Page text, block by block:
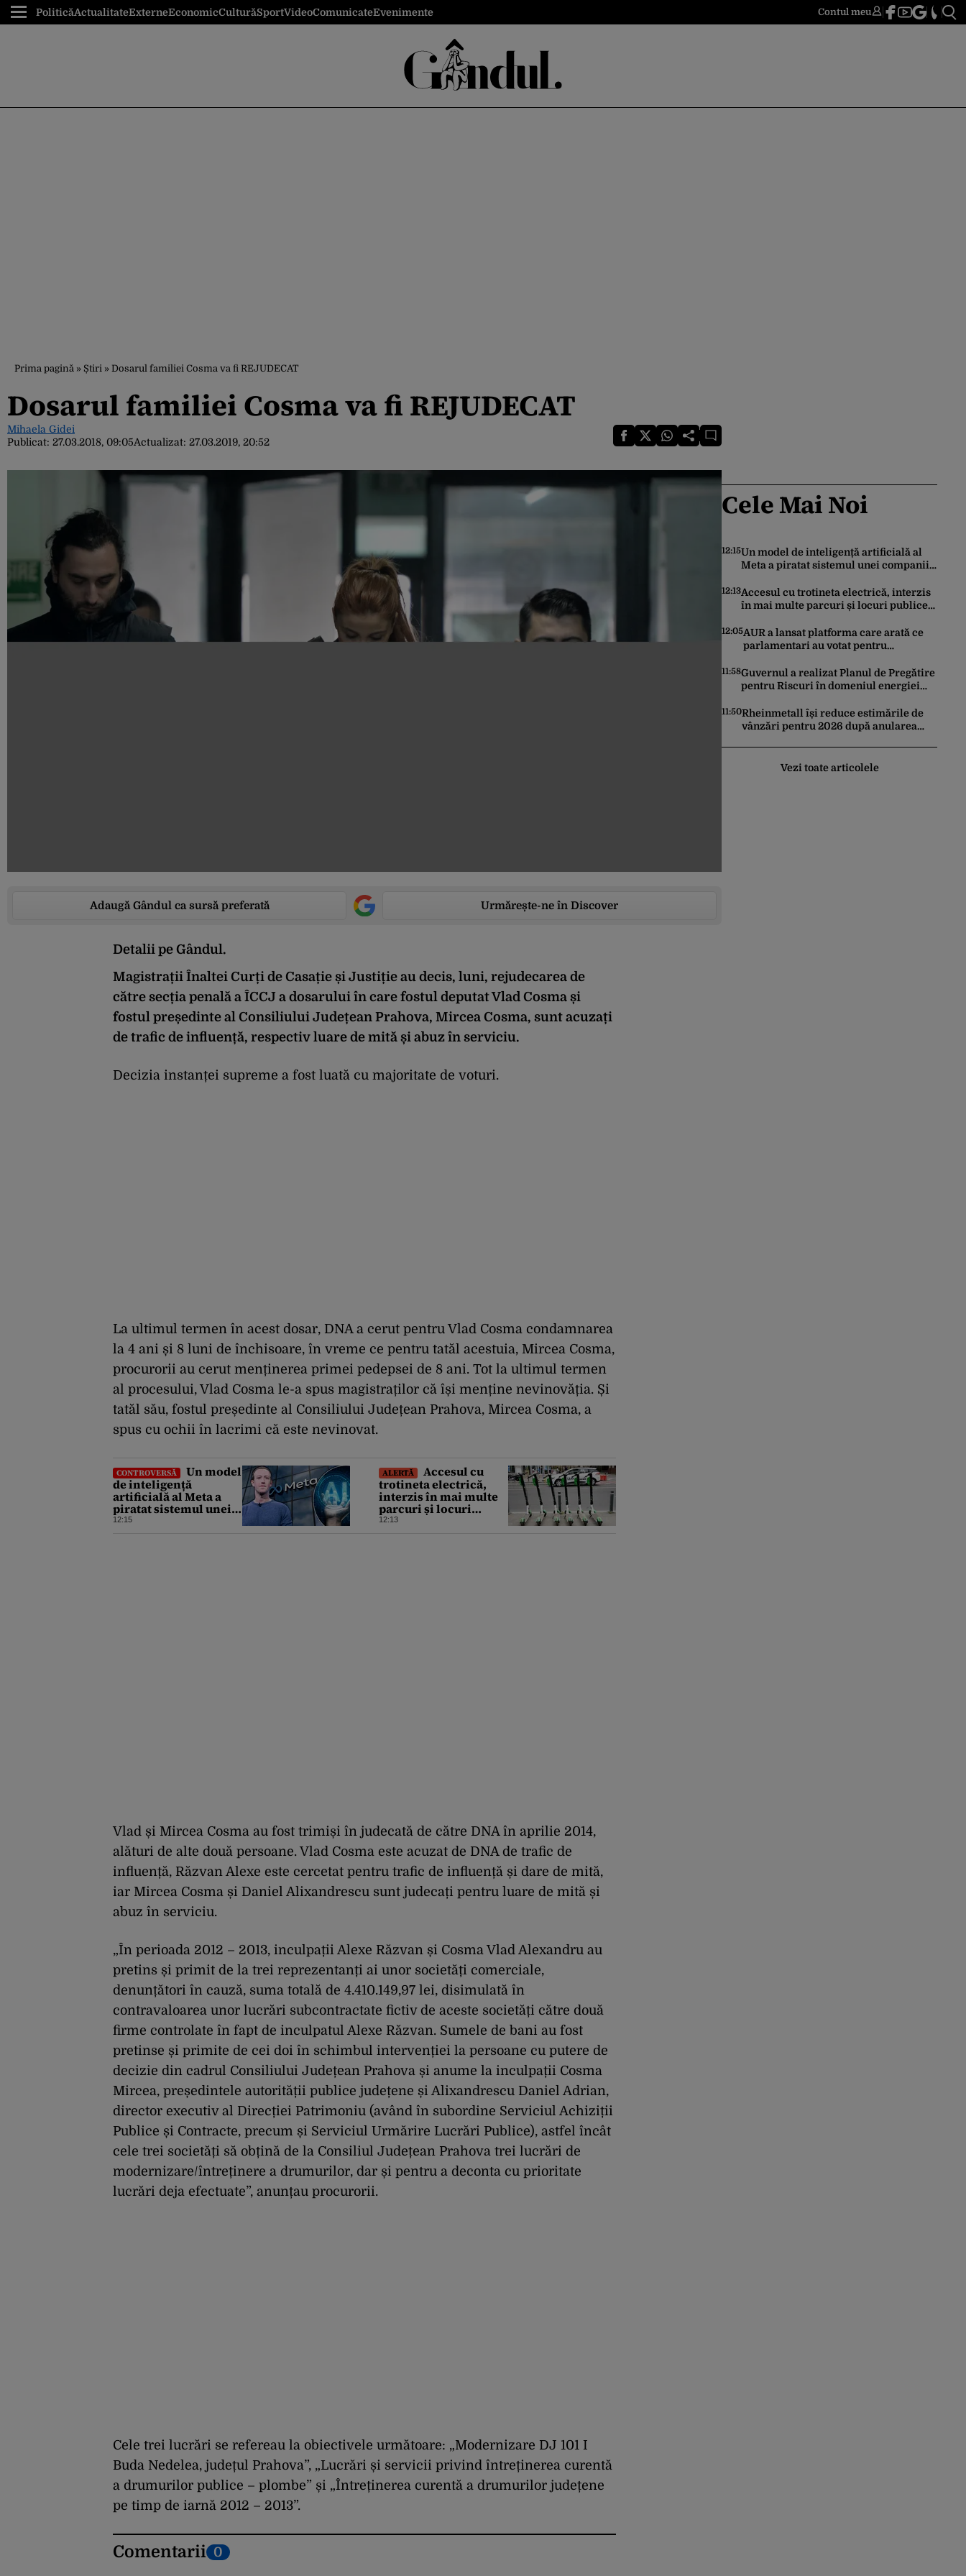
PoliticăActualitateExterneEconomicCulturăSportVideoComunicateEvenimente Contul meu
Prima pagină » Știri » Dosarul familiei Cosma va fi REJUDECAT
Dosarul familiei Cosma va fi REJUDECAT
Mihaela Gidei
Publicat: 27.03.2018, 09:05Actualizat: 27.03.2019, 20:52
Adaugă Gândul ca sursă preferată Urmărește-ne în Discover
Detalii pe Gândul.
Magistrații Înaltei Curți de Casație și Justiție au decis, luni, rejudecarea de
către secția penală a ÎCCJ a dosarului în care fostul deputat Vlad Cosma și
fostul președinte al Consiliului Județean Prahova, Mircea Cosma, sunt acuzați
de trafic de influență, respectiv luare de mită și abuz în serviciu.
Decizia instanței supreme a fost luată cu majoritate de voturi.
La ultimul termen în acest dosar, DNA a cerut pentru Vlad Cosma condamnarea
la 4 ani și 8 luni de închisoare, în vreme ce pentru tatăl acestuia, Mircea Cosma,
procurorii au cerut menținerea primei pedepsei de 8 ani. Tot la ultimul termen
al procesului, Vlad Cosma le-a spus magistraților că își menține nevinovăția. Și
tatăl său, fostul președinte al Consiliului Județean Prahova, Mircea Cosma, a
spus cu ochii în lacrimi că este nevinovat.
CONTROVERSĂ
Un model
de inteligență
artificială al Meta a
piratat sistemul unei
companii și i-a
12:15
ALERTĂ
Accesul cu
trotineta electrică,
interzis în mai multe
parcuri și locuri
publice din București.
12:13
Vlad și Mircea Cosma au fost trimiși în judecată de către DNA în aprilie 2014,
alături de alte două persoane. Vlad Cosma este acuzat de DNA de trafic de
influență, Răzvan Alexe este cercetat pentru trafic de influență și dare de mită,
iar Mircea Cosma și Daniel Alixandrescu sunt judecați pentru luare de mită și
abuz în serviciu.
„În perioada 2012 – 2013, inculpații Alexe Răzvan și Cosma Vlad Alexandru au
pretins și primit de la trei reprezentanți ai unor societăți comerciale,
denunțători în cauză, suma totală de 4.410.149,97 lei, disimulată în
contravaloarea unor lucrări subcontractate fictiv de aceste societăți către două
firme controlate în fapt de inculpatul Alexe Răzvan. Sumele de bani au fost
pretinse și primite de cei doi în schimbul intervenției la persoane cu putere de
decizie din cadrul Consiliului Județean Prahova și anume la inculpații Cosma
Mircea, președintele autorității publice județene și Alixandrescu Daniel Adrian,
director executiv al Direcției Patrimoniu (având în subordine Serviciul Achiziții
Publice și Contracte, precum și Serviciul Urmărire Lucrări Publice), astfel încât
cele trei societăți să obțină de la Consiliul Județean Prahova trei lucrări de
modernizare/întreținere a drumurilor, dar și pentru a deconta cu prioritate
lucrări deja efectuate”, anunțau procurorii.
Cele trei lucrări se refereau la obiectivele următoare: „Modernizare DJ 101 I
Buda Nedelea, județul Prahova”, „Lucrări și servicii privind întreținerea curentă
a drumurilor publice – plombe” și „Întreținerea curentă a drumurilor județene
pe timp de iarnă 2012 – 2013”.
Comentarii 0
Cele Mai Noi
12:15Un model de inteligență artificială al
Meta a piratat sistemul unei companii
timpul unui test de securitate
12:13Accesul cu trotineta electrică, interzis
în mai multe parcuri și locuri publice
premieră, iar amenzile sunt
usturătoare
12:05AUR a lansat platforma care arată ce
parlamentari au votat pentru
11:58Guvernul a realizat Planul de Pregătire
pentru Riscuri în domeniul energiei
cutremur şi chiar conflict armat
11:50Rheinmetall își reduce estimările de
vânzări pentru 2026 după anularea
Vezi toate articolele